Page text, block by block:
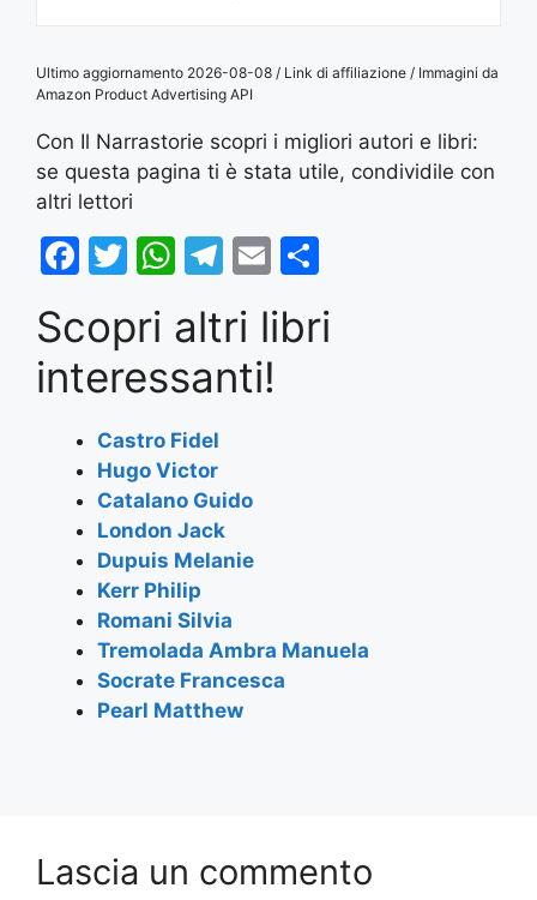
Ultimo aggiornamento 2026-08-08 / Link di affiliazione / Immagini da
Amazon Product Advertising API
Con Il Narrastorie scopri i migliori autori e libri:
se questa pagina ti è stata utile, condividile con
altri lettori
F
c
e
b
o
o
k
T
itt
er
W
at
s
A
p
p
T
e
gr
a
E
ai
l
ar
Scopri altri libri
interessanti!
Castro Fidel
Hugo Victor
Catalano Guido
London Jack
Dupuis Melanie
Kerr Philip
Romani Silvia
Tremolada Ambra Manuela
Socrate Francesca
Pearl Matthew
Lascia un commento